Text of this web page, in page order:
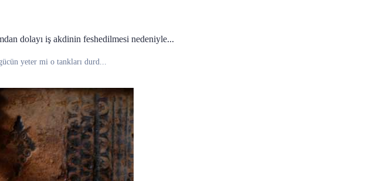
dolayı iş akdinin feshedilmesi nedeniyle...
yeter mi o tankları durd...